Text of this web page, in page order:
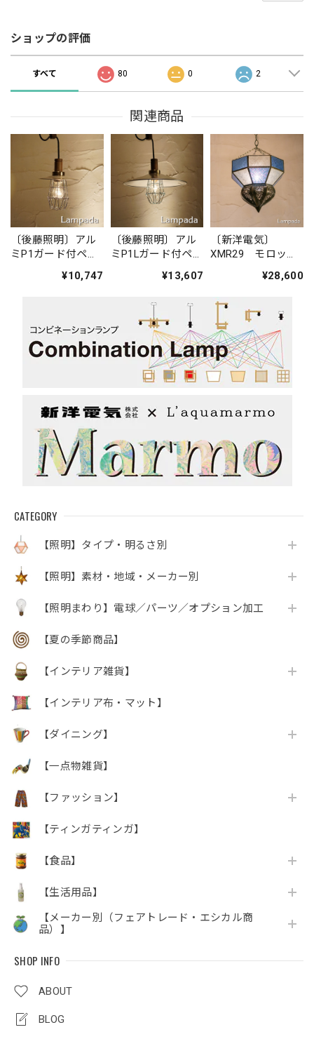
CATEGORY
【照明】タイプ・明るさ別
【照明】素材・地域・メーカー別
【照明まわり】電球／パーツ／オプション加工
【夏の季節商品】
【インテリア雑貨】
【インテリア布・マット】
【ダイニング】
【一点物雑貨】
【ファッション】
【ティンガティンガ】
【食品】
【生活用品】
【メーカー別（フェアトレード・エシカル商
品）】
SHOP INFO
ABOUT
BLOG
ショップの評価
すべて 80 0 2
関連商品
〔後藤照明〕アル
ミP1ガード付ペン
¥10,747
〔後藤照明〕アル
ミP1Lガード付ペン
¥13,607
〔新洋電気〕
XMR29 モロッコ
¥28,600